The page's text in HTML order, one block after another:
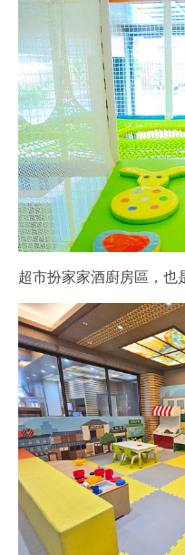
超市扮家家酒廚房區，也